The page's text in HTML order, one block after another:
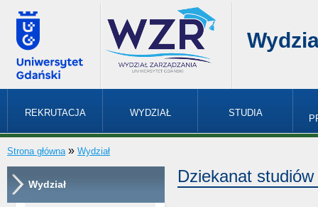
REKRUTACJA WYDZIAŁ STUDIA
Strona główna » Wydział
Wydział Dziekanat